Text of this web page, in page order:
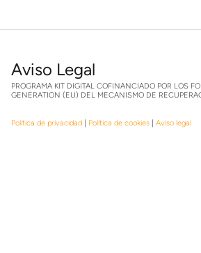
Aviso Legal
PROGRAMA KIT DIGITAL COFINANCIADO POR LOS
GENERATION (EU) DEL MECANISMO DE
Política de privacidad| Política de cookies| Aviso legal